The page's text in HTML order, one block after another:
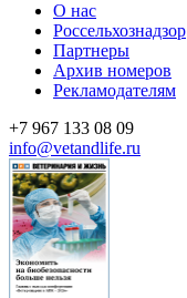
О нас
Россельхознадзор
Партнеры
Архив номеров
Рекламодателям
+7 967 133 08 09
info@vetandlife.ru